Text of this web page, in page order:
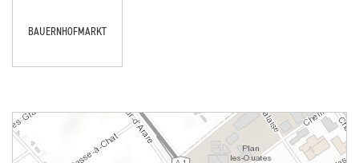
BAUERNHOFMARKT